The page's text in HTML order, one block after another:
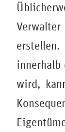
innerhalb
wird,